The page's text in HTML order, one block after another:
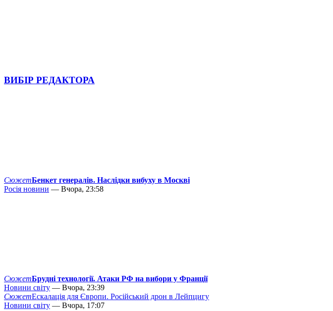
ВИБІР РЕДАКТОРА
СюжетБенкет генералів. Наслідки вибуху в Москві
Росія новини — Вчора, 23:58
СюжетБрудні технології. Атаки РФ на вибори у Франції
Новини світу — Вчора, 23:39
СюжетЕскалація для Європи. Російський дрон в Лейпцигу
Новини світу — Вчора, 17:07